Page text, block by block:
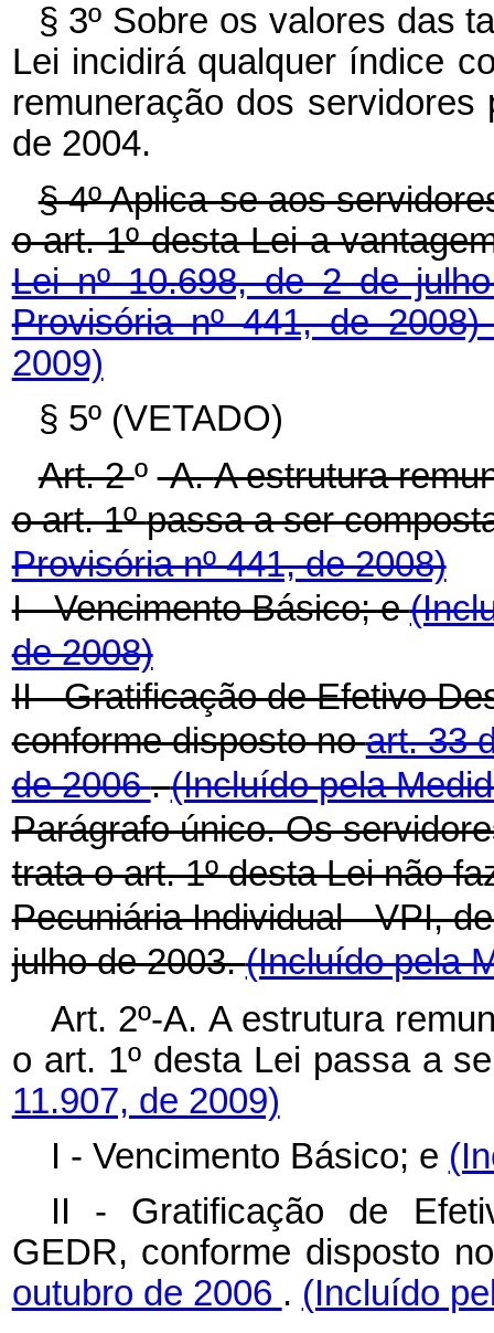
§ 3º Sobre os valores das
Lei incidirá qualquer índice
remuneração dos
de 2004.
§ 4º Aplica-se aos
o art. 1º desta Lei a
Lei nº 10.698, de 2 de
Provisória nº 441, de
2009)
§ 5º (VETADO)
Art. 2º-A.A estrutura
o art. 1ºpassa a ser
Provisória nº 441, de 2008)
I - Vencimento Básico; e
de 2008)
II - Gratificação de Efetivo
conforme disposto noart. 33
de 2006.(Incluído pela
Parágrafo único. Os
trata o art. 1ºdesta Lei não
Pecuniária Individual - VPI,
julho de 2003.(Incluído pela
Art. 2º-A. A estrutura
o art. 1º desta Lei passa a
11.907, de 2009)
I - Vencimento Básico; e
II - Gratificação de
GEDR, conforme disposto
outubro de 2006 . (Incluído